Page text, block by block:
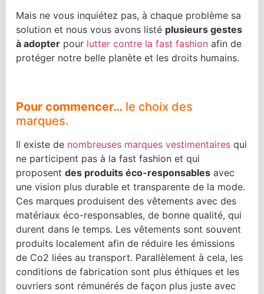
Mais ne vous inquiétez pas, à chaque problème sa
solution et nous vous avons listé plusieurs gestes
à adopter pour lutter contre la fast fashion afin de
protéger notre belle planète et les droits humains.
Pour commencer… le choix des
marques.
Il existe de nombreuses marques vestimentaires qui
ne participent pas à la fast fashion et qui
proposent des produits éco-responsables avec
une vision plus durable et transparente de la mode.
Ces marques produisent des vêtements avec des
matériaux éco-responsables, de bonne qualité, qui
durent dans le temps. Les vêtements sont souvent
produits localement afin de réduire les émissions
de Co2 liées au transport. Parallèlement à cela, les
conditions de fabrication sont plus éthiques et les
ouvriers sont rémunérés de façon plus juste avec